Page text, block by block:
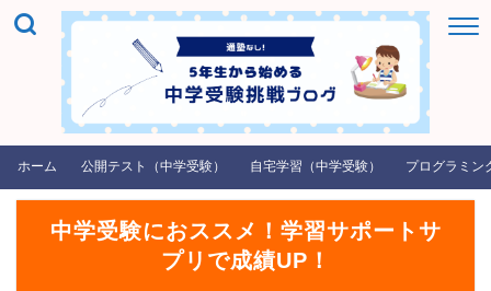
ホーム 公開テスト（中学受験） 自宅学習（中学受験） プログラミン
中学受験におススメ！学習サポートサ
プリで成績UP！